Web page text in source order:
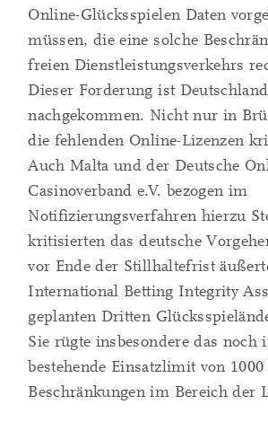
Online-Glücksspielen Daten
müssen, die eine solche
freien Dienstleistungsverkehrs
Dieser Forderung ist
nachgekommen. Nicht nur in
die fehlenden Online-Lizenzen
Auch Malta und der Deutsche
Casinoverband e.V. bezogen im
Notifizierungsverfahren hierzu
kritisierten das deutsche
vor Ende der Stillhaltefrist
International Betting Integrity
geplanten Dritten
Sie rügte insbesondere das noch
bestehende Einsatzlimit von
Beschränkungen im Bereich der